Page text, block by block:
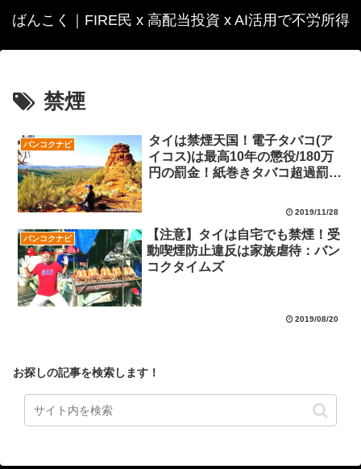
ばんこく｜FIRE民 x 高配当投資 x AI活用で不労所得
禁煙
バンコクナビ
タイは禁煙天国！電子タバコ(ア
イコス)は最高10年の懲役/180万
円の罰金！紙巻きタバコ超過罰金
2019/11/28
バンコクナビ
【注意】タイは自宅でも禁煙！受
動喫煙防止違反は家族虐待：バン
コクタイムズ
2019/08/20
お探しの記事を検索します！